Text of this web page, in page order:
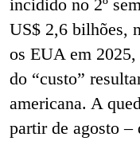
incidido no 2º
US$ 2,6 bilhões,
os EUA em
do “custo”
americana. A
partir de agosto –